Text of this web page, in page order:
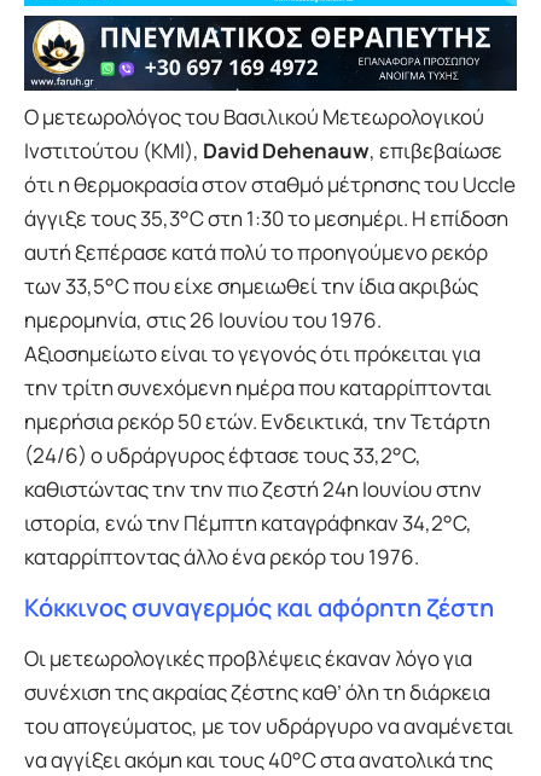
Ο μετεωρολόγος του Βασιλικού Μετεωρολογικού
Ινστιτούτου (KMI), David Dehenauw, επιβεβαίωσε
ότι η θερμοκρασία στον σταθμό μέτρησης του Uccle
άγγιξε τους 35,3°C στη 1:30 το μεσημέρι. Η επίδοση
αυτή ξεπέρασε κατά πολύ το προηγούμενο ρεκόρ
των 33,5°C που είχε σημειωθεί την ίδια ακριβώς
ημερομηνία, στις 26 Ιουνίου του 1976.
Αξιοσημείωτο είναι το γεγονός ότι πρόκειται για
την τρίτη συνεχόμενη ημέρα που καταρρίπτονται
ημερήσια ρεκόρ 50 ετών. Ενδεικτικά, την Τετάρτη
(24/6) ο υδράργυρος έφτασε τους 33,2°C,
καθιστώντας την την πιο ζεστή 24η Ιουνίου στην
ιστορία, ενώ την Πέμπτη καταγράφηκαν 34,2°C,
καταρρίπτοντας άλλο ένα ρεκόρ του 1976.
Κόκκινος συναγερμός και αφόρητη ζέστη
Οι μετεωρολογικές προβλέψεις έκαναν λόγο για
συνέχιση της ακραίας ζέστης καθ’ όλη τη διάρκεια
του απογεύματος, με τον υδράργυρο να αναμένεται
να αγγίξει ακόμη και τους 40°C στα ανατολικά της